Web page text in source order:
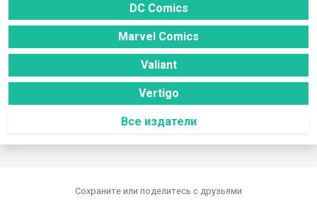
DC Comics
Marvel Comics
Valiant
Vertigo
Все издатели
Сохраните или поделитесь c друзьями